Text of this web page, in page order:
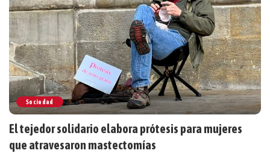
Sociedad
El tejedor solidario elabora prótesis para mujeres
que atravesaron mastectomías